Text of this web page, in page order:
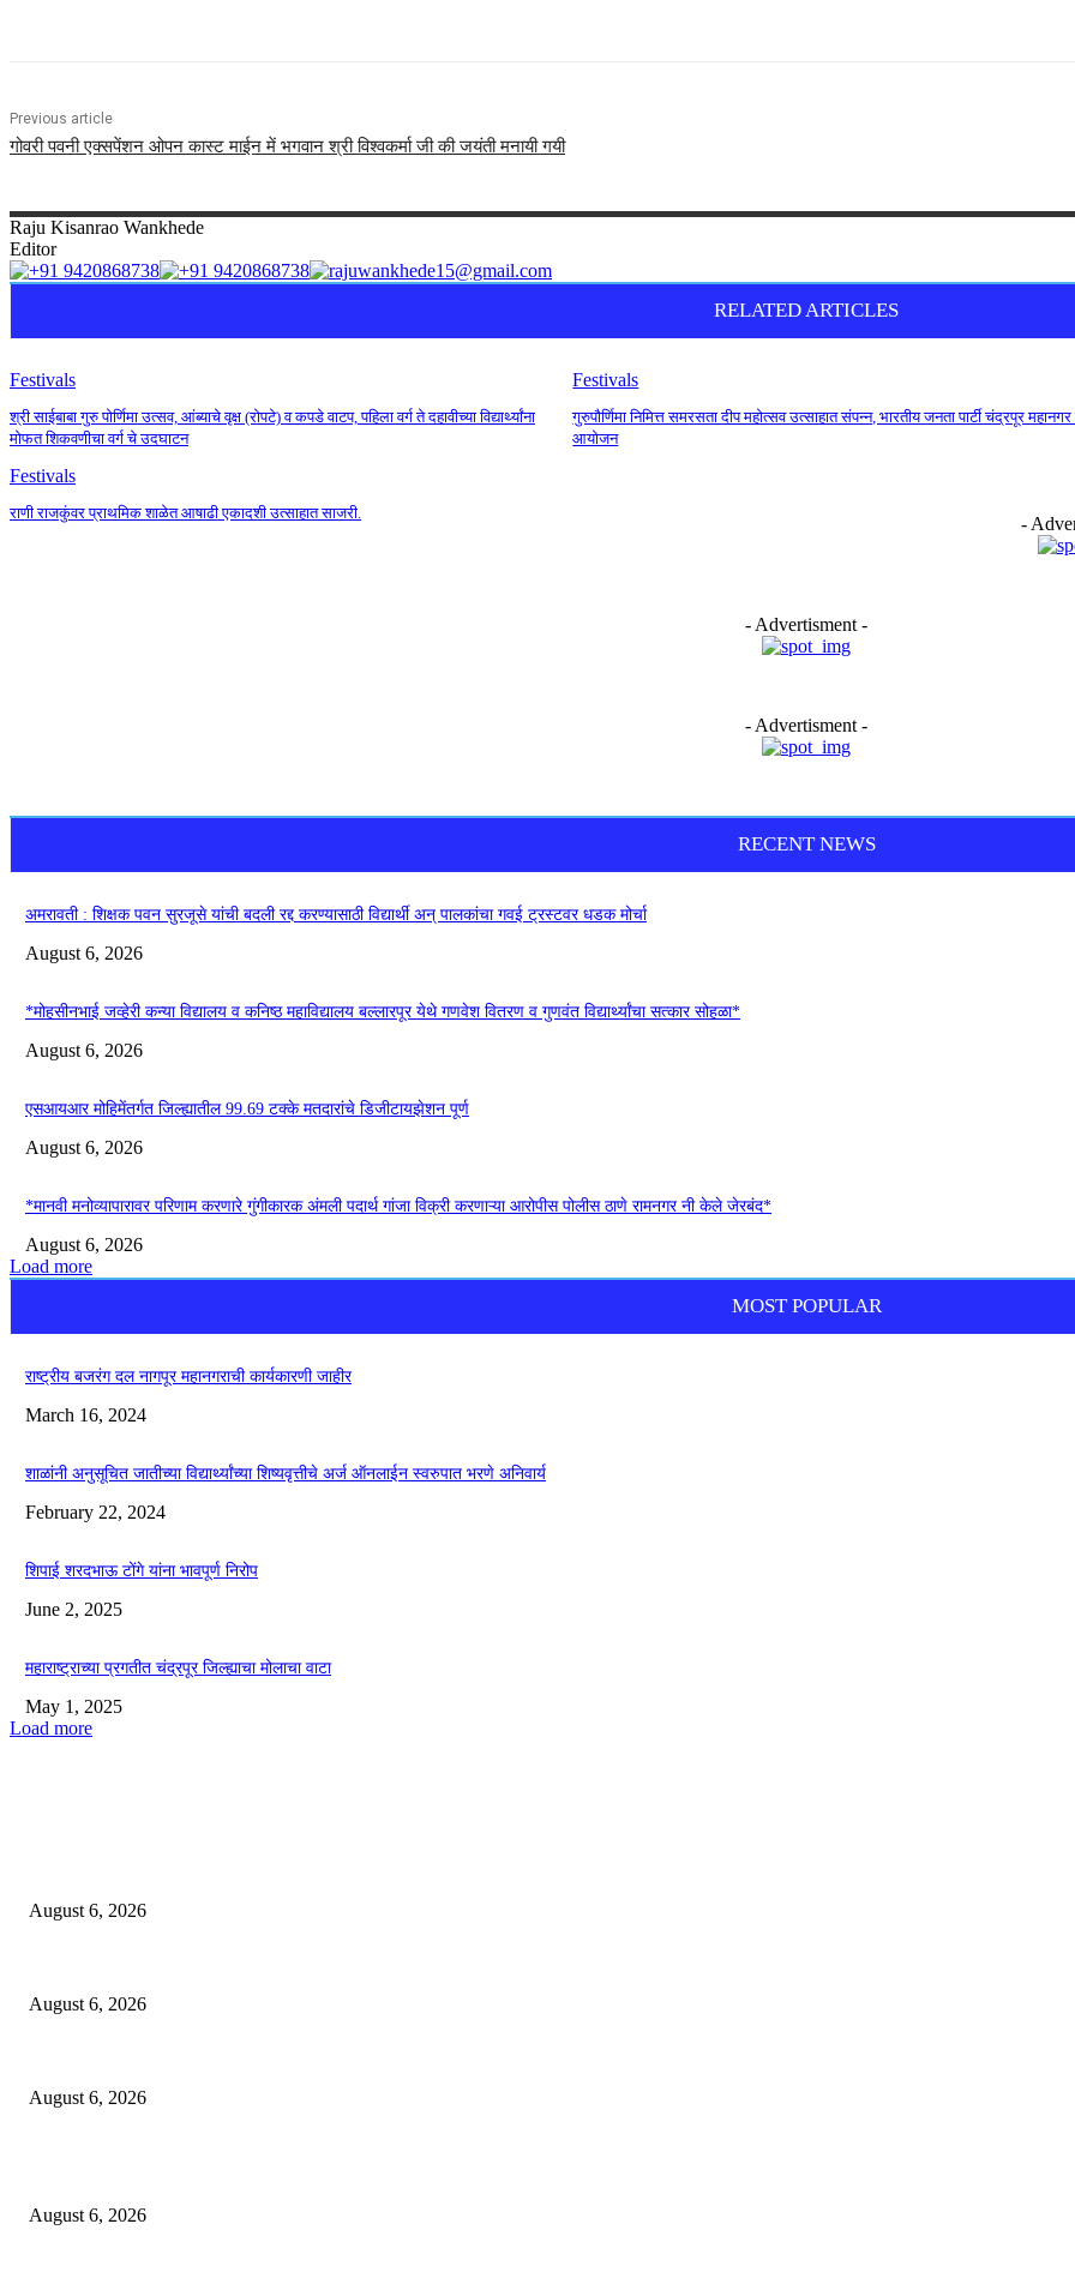
Previous article
गोवरी पवनी एक्सपेंशन ओपन कास्ट माईन में भगवान श्री विश्वकर्मा जी की जयंती मनायी गयी
Raju Kisanrao Wankhede
Editor
RELATED ARTICLES
Festivals
श्री साईबाबा गुरु पोर्णिमा उत्सव, आंब्याचे वृक्ष (रोपटे) व कपडे वाटप, पहिला वर्ग ते दहावीच्या विद्यार्थ्यांना
मोफत शिकवणीचा वर्ग चे उदघाटन
Festivals
गुरुपौर्णिमा निमित्त समरसता दीप महोत्सव उत्साहात संपन्न, भारतीय जनता पार्टी चंद्रपूर
आयोजन
Festivals
राणी राजकुंवर प्राथमिक शाळेत आषाढी एकादशी उत्साहात साजरी.
-
- Advertisment -
- Advertisment -
RECENT NEWS
अमरावती : शिक्षक पवन सुरजूसे यांची बदली रद्द करण्यासाठी विद्यार्थी अन् पालकांचा गवई ट्रस्टवर धडक मोर्चा
August 6, 2026
*मोहसीनभाई जव्हेरी कन्या विद्यालय व कनिष्ठ महाविद्यालय बल्लारपूर येथे गणवेश वितरण व गुणवंत विद्यार्थ्यांचा सत्कार सोहळा*
August 6, 2026
एसआयआर मोहिमेंतर्गत जिल्ह्यातील 99.69 टक्के मतदारांचे डिजीटायझेशन पूर्ण
August 6, 2026
*मानवी मनोव्यापारावर परिणाम करणारे गुंगीकारक अंमली पदार्थ गांजा विक्री करणाऱ्या आरोपीस पोलीस ठाणे रामनगर नी केले जेरबंद*
August 6, 2026
Load more
MOST POPULAR
राष्ट्रीय बजरंग दल नागपूर महानगराची कार्यकारणी जाहीर
March 16, 2024
शाळांनी अनुसूचित जातीच्या विद्यार्थ्यांच्या शिष्यवृत्तीचे अर्ज ऑनलाईन स्वरुपात भरणे अनिवार्य
February 22, 2024
शिपाई शरदभाऊ टोंगे यांना भावपूर्ण निरोप
June 2, 2025
महाराष्ट्राच्या प्रगतीत चंद्रपूर जिल्ह्याचा मोलाचा वाटा
May 1, 2025
Load more
August 6, 2026
August 6, 2026
August 6, 2026
August 6, 2026